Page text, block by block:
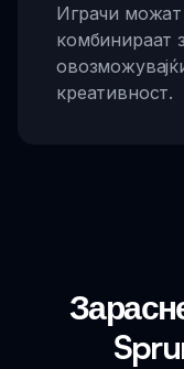
Играчи
комбинираат
креативност.